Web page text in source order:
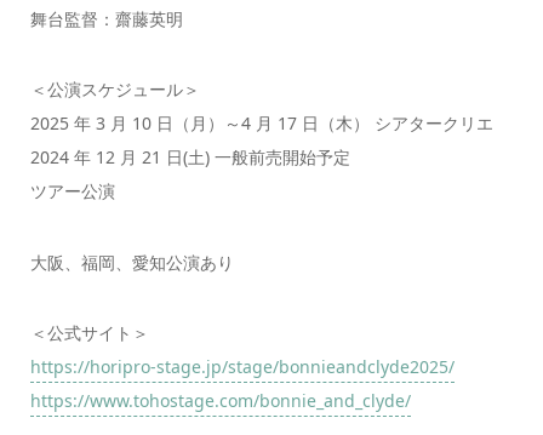
舞台監督：齋藤英明
＜公演スケジュール＞
2025 年 3 月 10 日（月）～4 月 17 日（木） シアタークリエ
2024 年 12 月 21 日(土) 一般前売開始予定
ツアー公演
大阪、福岡、愛知公演あり
＜公式サイト＞
https://horipro-stage.jp/stage/bonnieandclyde2025/
https://www.tohostage.com/bonnie_and_clyde/